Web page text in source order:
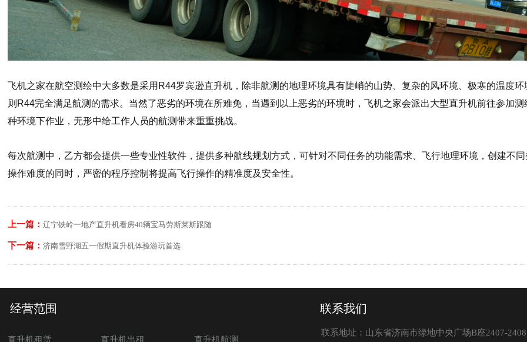
飞机之家在航空测绘中大多数是采用R44罗宾逊直升机，除非航测的地理环境具有陡峭的山势、复杂的风环境、极寒的温度
则R44完全满足航测的需求。当然了恶劣的环境在所难免，当遇到以上恶劣的环境时，飞机之家会派出大型直升机前往参加
种环境下作业，无形中给工作人员的航测带来重重挑战。
每次航测中，乙方都会提供一些专业性软件，提供多种航线规划方式，可针对不同任务的功能需求、飞行地理环境，创建不
操作难度的同时，严密的程序控制将提高飞行操作的精准度及安全性。
上一篇：辽宁铁岭一地产直升机看房40辆宝马劳斯莱斯跟随
下一篇：济南雪野湖五一假期直升机体验游玩首选
经营范围
直升机租赁 直升机出租 直升机航测
联系我们
联系地址：山东省济南市绿地中央广场B座2407-2408